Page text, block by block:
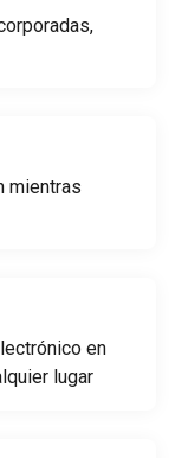
mientras
en
lugar